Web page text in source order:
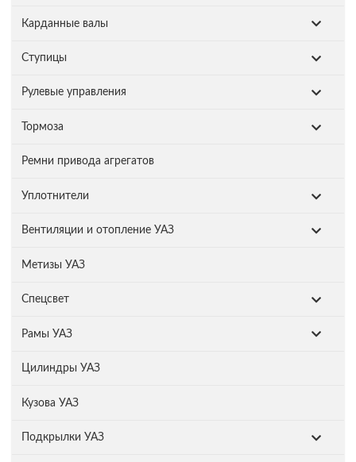
Карданные валы
Ступицы
Рулевые управления
Тормоза
Ремни привода агрегатов
Уплотнители
Вентиляции и отопление УАЗ
Метизы УАЗ
Спецсвет
Рамы УАЗ
Цилиндры УАЗ
Кузова УАЗ
Подкрылки УАЗ